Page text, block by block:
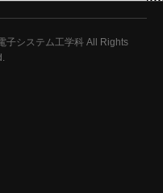
システム工学科 All Rights